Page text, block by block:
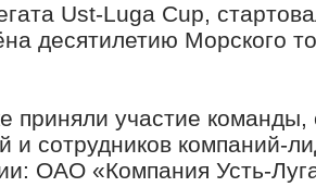
Ust-Luga Cup,
десятилетию Морского
приняли участие
и сотрудников компаний-
ОАО «Компания Усть-